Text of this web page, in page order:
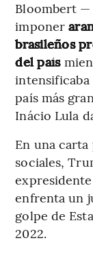
Bloombert —
imponer
brasileños
del país
país más
Inácio Lula
En una
sociales,
enfrenta un
golpe de
2022.